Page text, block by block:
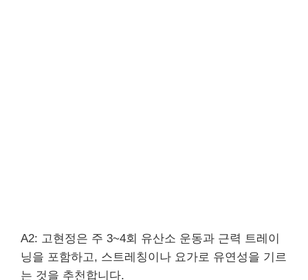
A2: 고현정은 주 3~4회 유산소 운동과 근력 트레이
닝을 포함하고, 스트레칭이나 요가로 유연성을 기르
는 것을 추천합니다.